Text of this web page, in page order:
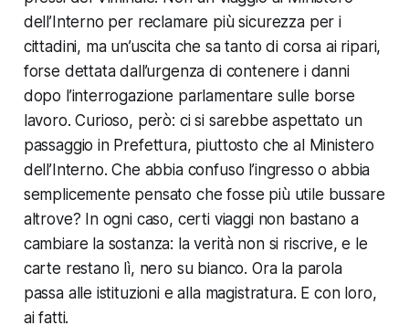
dell’Interno per reclamare più sicurezza per i
cittadini, ma un’uscita che sa tanto di corsa ai ripari,
forse dettata dall’urgenza di contenere i danni
dopo l’interrogazione parlamentare sulle borse
lavoro. Curioso, però: ci si sarebbe aspettato un
passaggio in Prefettura, piuttosto che al Ministero
dell’Interno. Che abbia confuso l’ingresso o abbia
semplicemente pensato che fosse più utile bussare
altrove? In ogni caso, certi viaggi non bastano a
cambiare la sostanza: la verità non si riscrive, e le
carte restano lì, nero su bianco. Ora la parola
passa alle istituzioni e alla magistratura. E con loro,
ai fatti.